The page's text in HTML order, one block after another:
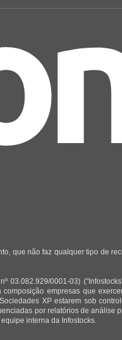
que não faz qualquer tipo de
03.082.929/0001-03)
empresas que
XP estarem sob
por relatórios de análise
interna da Infostocks.